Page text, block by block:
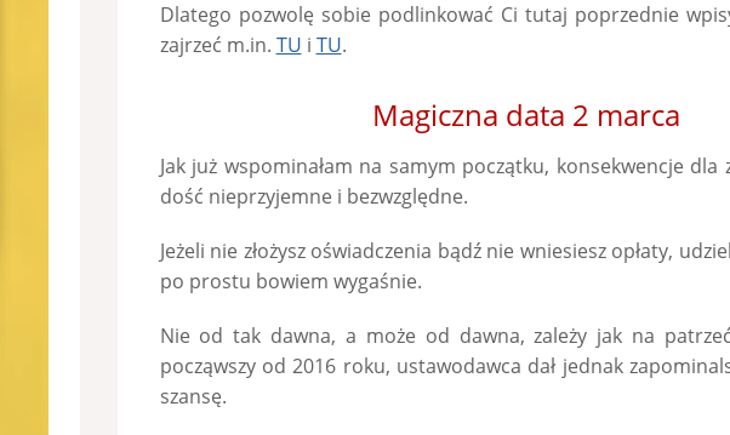
Dlatego pozwolę sobie podlinkować Ci tutaj poprzednie
zajrzeć m.in. TU i TU.
Magiczna data 2 marca
Jak już wspominałam na samym początku, konsekwencje dla
dość nieprzyjemne i bezwzględne.
Jeżeli nie złożysz oświadczenia bądź nie wniesiesz opłaty,
po prostu bowiem wygaśnie.
Nie od tak dawna, a może od dawna, zależy jak na
począwszy od 2016 roku, ustawodawca dał jednak
szansę.